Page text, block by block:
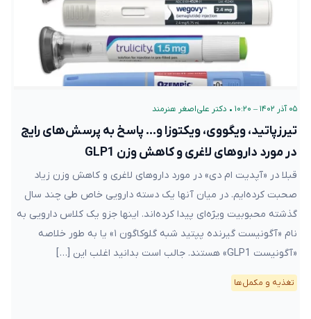
۰۵ آذر ۱۴۰۲ – ۱۰:۲۰ • دکتر علی‌اصغر هنرمند
تیرزپاتید، ویگووی، ویکتوزا و… پاسخ به پرسش‌های رایج
در مورد داروهای لاغری و کاهش وزن GLP1
قبلا در «آپدیت ام دی» در مورد داروهای لاغری و کاهش وزن زیاد
صحبت کرده‌ایم. در میان آنها یک دسته دارویی خاص طی چند سال
گذشته محبوبیت ویژه‌ای پیدا کرده‌اند. اینها جزو یک کلاس دارویی به
نام «آگونیست گیرنده پپتید شبه گلوکاگون ۱» یا به طور خلاصه
«آگونیست GLP1» هستند. جالب است بدانید اغلب این […]
تغذیه و مکمل‌ها